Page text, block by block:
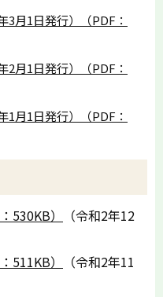
3月1日発行）（PDF：
2月1日発行）（PDF：
1月1日発行）（PDF：
530KB）
（令和2年12
511KB）
（令和2年11